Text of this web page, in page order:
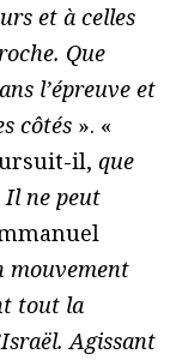
et à celles
Que
l’épreuve et
côtés ». «
il, que
ne peut
mouvement
tout la
Agissant